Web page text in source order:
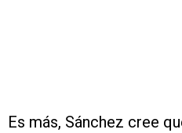
Es más, Sánchez cree